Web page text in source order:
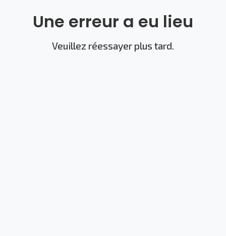
Une erreur a eu lieu
Veuillez réessayer plus tard.